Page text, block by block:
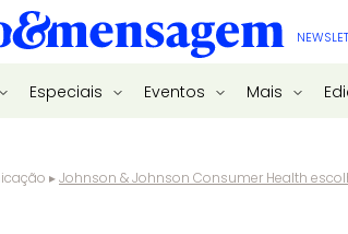
Especiais Eventos Mais
▸Johnson & Johnson Consumer Health